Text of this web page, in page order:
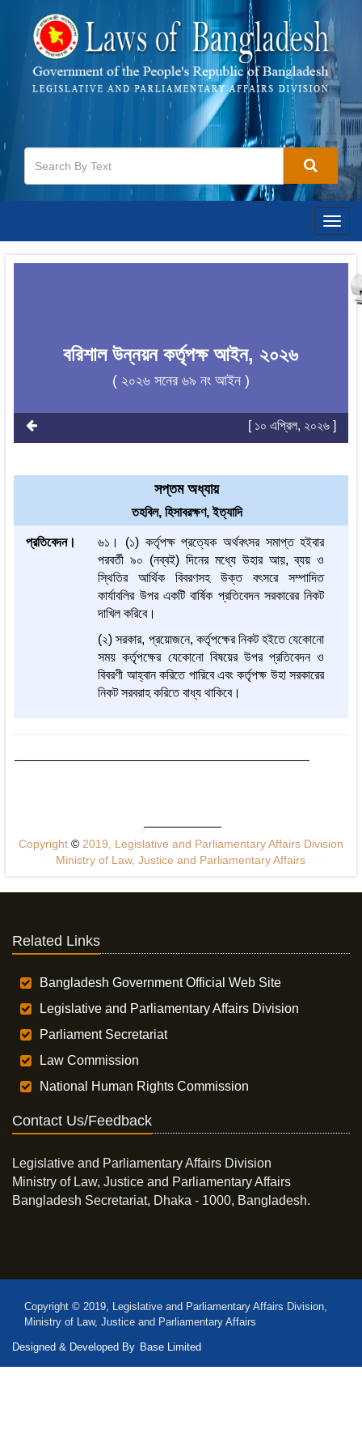
বরিশাল উন্নয়ন কর্তৃপক্ষ আইন, ২০২৬
( ২০২৬ সনের ৬৯ নং আইন )
[ ১০ এপ্রিল, ২০২৬ ]
সপ্তম অধ্যায়
তহবিল, হিসাবরক্ষণ, ইত্যাদি
প্রতিবেদন।
৬১। (১) কর্তৃপক্ষ প্রত্যেক অর্থবৎসর সমাপ্ত হইবার
পরবর্তী ৯০ (নব্বই) দিনের মধ্যে উহার আয়, ব্যয় ও
স্থিতির আর্থিক বিবরণসহ উক্ত বৎসরে সম্পাদিত
কার্যাবলির উপর একটি বার্ষিক প্রতিবেদন সরকারের নিকট
দাখিল করিবে।
(২) সরকার, প্রয়োজনে, কর্তৃপক্ষের নিকট হইতে যেকোনো
সময় কর্তৃপক্ষের যেকোনো বিষয়ের উপর প্রতিবেদন ও
বিবরণী আহ্বান করিতে পারিবে এবং কর্তৃপক্ষ উহা সরকারের
নিকট সরবরাহ করিতে বাধ্য থাকিবে।
Copyright ©2019, Legislative and Parliamentary Affairs Division
Ministry of Law, Justice and Parliamentary Affairs
Related Links
Bangladesh Government Official Web Site
Legislative and Parliamentary Affairs Division
Parliament Secretariat
Law Commission
National Human Rights Commission
Contact Us/Feedback
Legislative and Parliamentary Affairs Division
Ministry of Law, Justice and Parliamentary Affairs
Bangladesh Secretariat, Dhaka - 1000, Bangladesh.
Copyright © 2019, Legislative and Parliamentary Affairs Division,
Ministry of Law, Justice and Parliamentary Affairs
Designed & Developed By Base Limited